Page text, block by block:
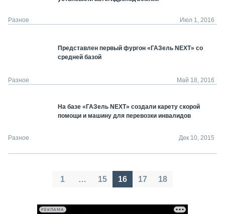
Разное Июл 1, 2016
Представлен первый фургон «ГАЗель NEXT» со
средней базой
Разное Май 18, 2016
На базе «ГАЗель NEXT» создали карету скорой
помощи и машину для перевозки инвалидов
Разное Дек 10, 2015
Пагинация
1 … 15 16 17 18
РЕКЛАМА